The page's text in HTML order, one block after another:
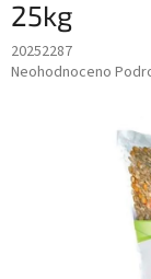
25kg
20252287
Průměrné
Neohodnoceno